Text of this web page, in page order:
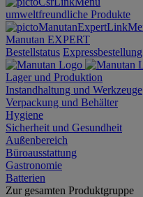
umweltfreundliche Produkte
Manutan EXPERT
Bestellstatus Expressbestellung
Lager und Produktion
Instandhaltung und Werkzeuge
Verpackung und Behälter
Hygiene
Sicherheit und Gesundheit
Außenbereich
Büroausstattung
Gastronomie
Batterien
Zur gesamten Produktgruppe